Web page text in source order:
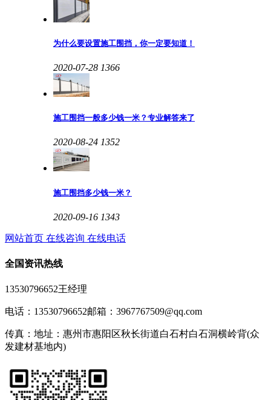
为什么要设置施工围挡，你一定要知道！
2020-07-28 1366
施工围挡一般多少钱一米？专业解答来了
2020-08-24 1352
施工围挡多少钱一米？
2020-09-16 1343
网站首页 在线咨询 在线电话
全国资讯热线
13530796652王经理
电话：13530796652邮箱：3967767509@qq.com
传真： 地址：惠州市惠阳区秋长街道白石村白石洞横岭背(众
发建材基地内)